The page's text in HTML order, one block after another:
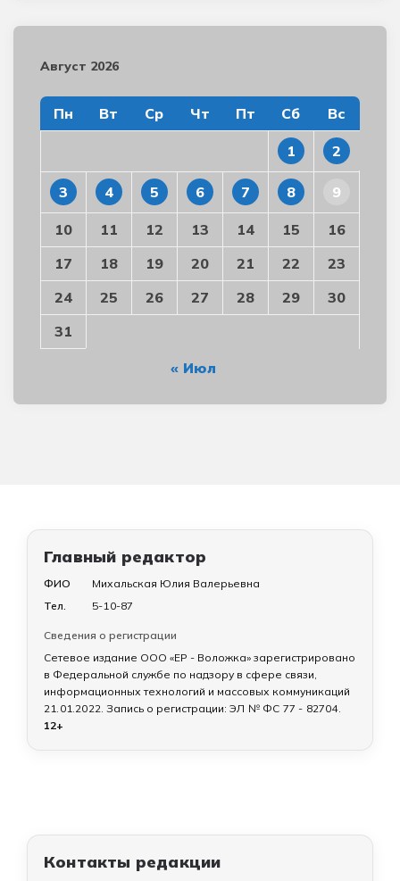
Август 2026
Пн Вт Ср Чт Пт Сб Вс
1 2
3 4 5 6 7 8 9
10 11 12 13 14 15
16
17
18 19 20 21 22
23
24
25 26 27 28 29
30
31
« Июл
Главный редактор
ФИО
Михальская Юлия Валерьевна
Тел.
5-10-87
Сведения о регистрации
Сетевое издание ООО «ЕР - Воложка» зарегистрировано
в Федеральной службе по надзору в сфере связи,
информационных технологий и массовых коммуникаций
21.01.2022. Запись о регистрации: ЭЛ № ФС 77 - 82704.
12+
Контакты редакции